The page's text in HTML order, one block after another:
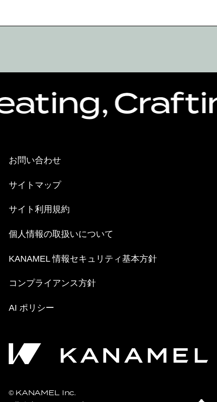
お問い合わせ
サイトマップ
サイト利用規約
個人情報の取扱いについて
KANAMEL 情報セキュリティ基本方針
コンプライアンス方針
AI ポリシー
© KANAMEL Inc.